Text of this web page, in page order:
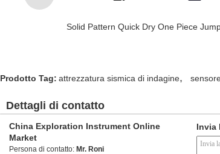
Solid Pattern Quick Dry One Piece
Prodotto Tag: attrezzatura sismica di indagine,
Dettagli di contatto
China Exploration Instrument Online
Market
Persona di contatto: Mr. Roni
Invia